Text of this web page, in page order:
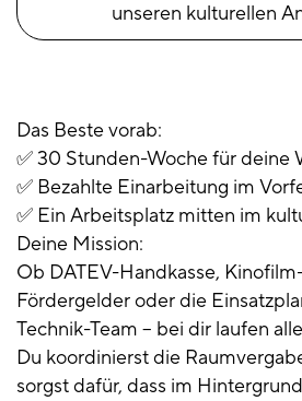
unseren kulturellen
Das Beste vorab:
✅ 30 Stunden-Woche für deine
✅ Bezahlte Einarbeitung im
✅ Ein Arbeitsplatz mitten im
Deine Mission:
Ob DATEV-Handkasse,
Fördergelder oder die
Technik-Team – bei dir laufen
Du koordinierst die
sorgst dafür, dass im